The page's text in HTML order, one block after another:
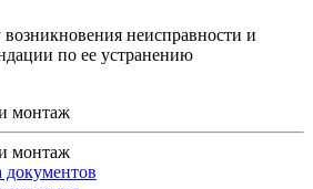
неисправности и
по ее устранению
монтаж
монтаж
документов